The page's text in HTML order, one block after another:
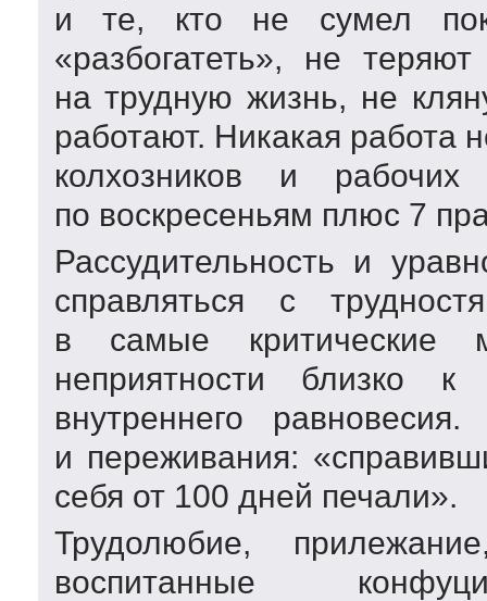
и те, кто не сумел
«разбогатеть», не
на трудную жизнь, не
работают. Никакая работа
колхозников и
по воскресеньям плюс 7
Рассудительность и
справляться с
в самые
неприятности близко
внутреннего
и переживания:
себя от 100 дней печали».
Трудолюбие,
воспитанные